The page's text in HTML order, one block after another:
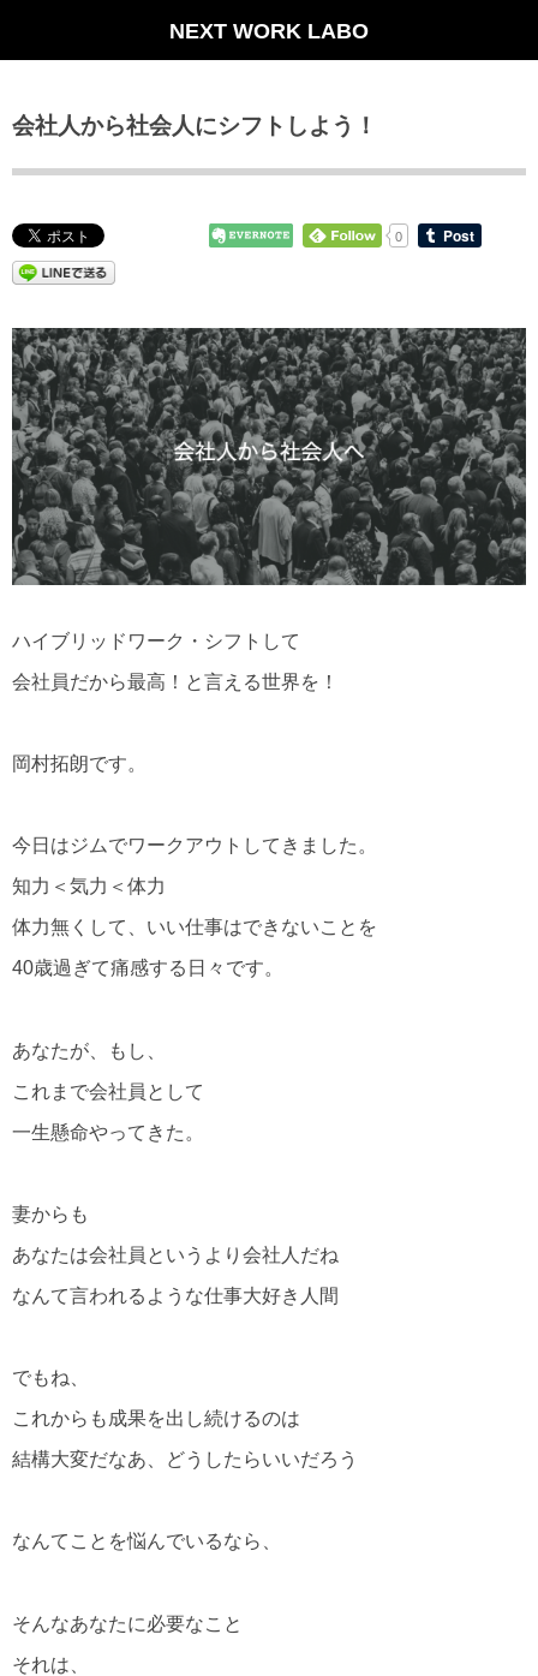
NEXT WORK LABO
会社人から社会人にシフトしよう！
0
ハイブリッドワーク・シフトして
会社員だから最高！と言える世界を！
岡村拓朗です。
今日はジムでワークアウトしてきました。
知力＜気力＜体力
体力無くして、いい仕事はできないことを
40歳過ぎて痛感する日々です。
あなたが、もし、
これまで会社員として
一生懸命やってきた。
妻からも
あなたは会社員というより会社人だね
なんて言われるような仕事大好き人間
でもね、
これからも成果を出し続けるのは
結構大変だなあ、どうしたらいいだろう
なんてことを悩んでいるなら、
そんなあなたに必要なこと
それは、